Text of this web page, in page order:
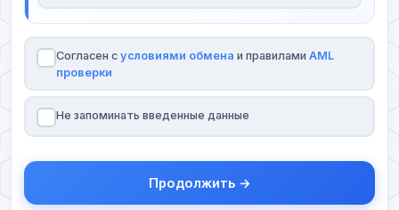
Согласен с условиями обмена и правилами AML
проверки
Не запоминать введенные данные
Продолжить →